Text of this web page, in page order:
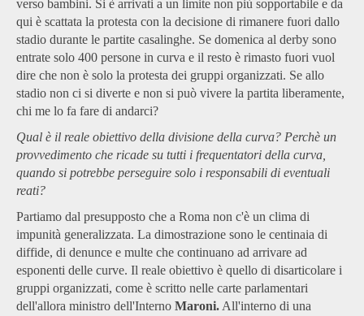
verso bambini. Si è arrivati a un limite non più sopportabile e da
qui è scattata la protesta con la decisione di rimanere fuori dallo
stadio durante le partite casalinghe. Se domenica al derby sono
entrate solo 400 persone in curva e il resto è rimasto fuori vuol
dire che non è solo la protesta dei gruppi organizzati. Se allo
stadio non ci si diverte e non si può vivere la partita liberamente,
chi me lo fa fare di andarci?
Qual è il reale obiettivo della divisione della curva? Perchè un
provvedimento che ricade su tutti i frequentatori della curva,
quando si potrebbe perseguire solo i responsabili di eventuali
reati?
Partiamo dal presupposto che a Roma non c'è un clima di
impunità generalizzata. La dimostrazione sono le centinaia di
diffide, di denunce e multe che continuano ad arrivare ad
esponenti delle curve. Il reale obiettivo è quello di disarticolare i
gruppi organizzati, come è scritto nelle carte parlamentari
dell'allora ministro dell'Interno Maroni.All'interno di una